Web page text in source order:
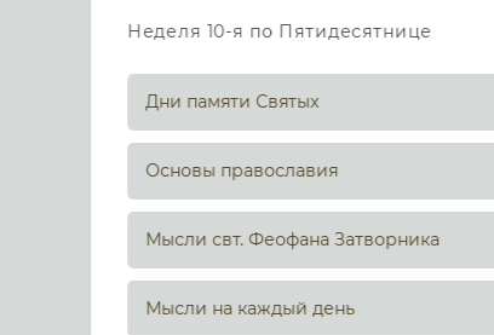
Неделя 10-я по Пятидесятнице
Дни памяти Святых
Основы православия
Мысли свт. Феофана Затворника
Мысли на каждый день